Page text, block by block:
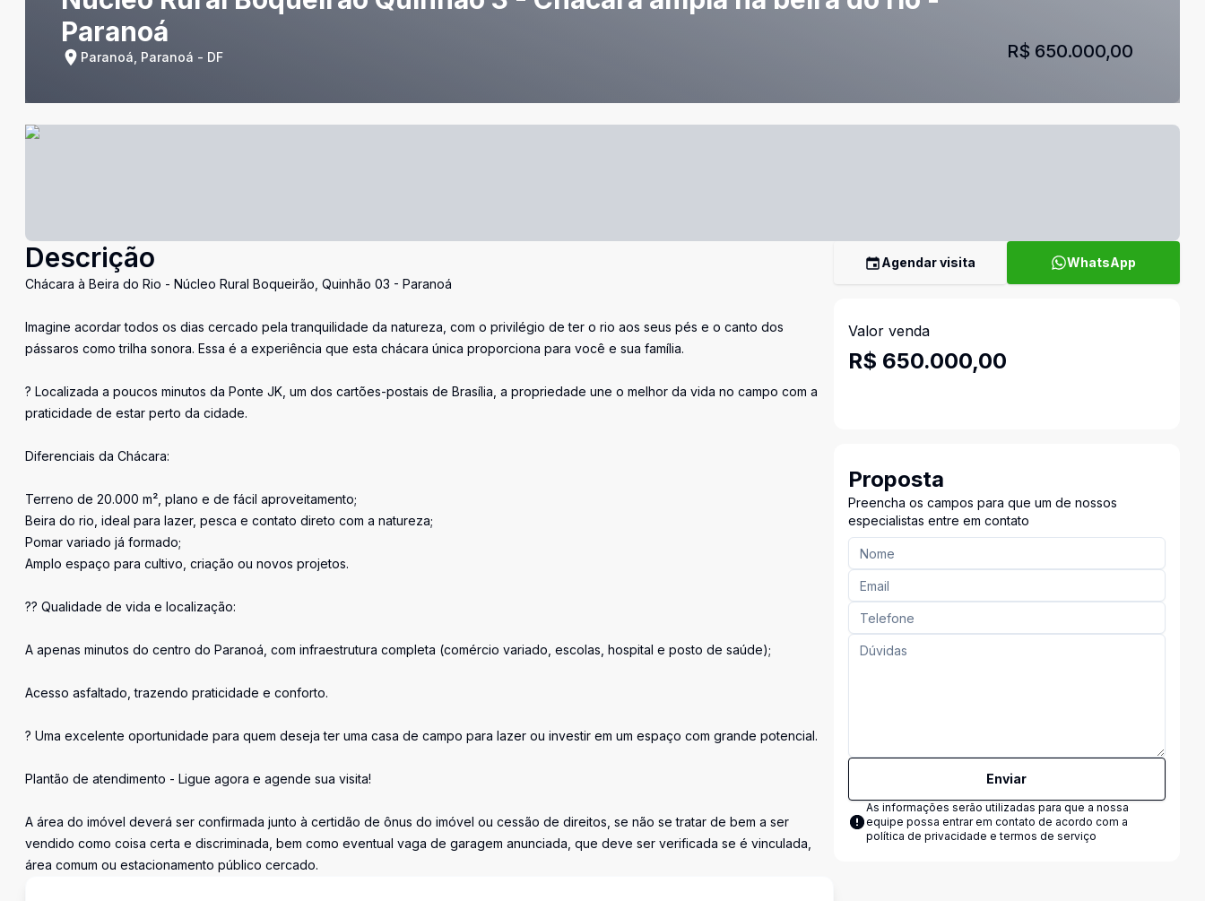
Paranoá
Paranoá, Paranoá - DF R$ 650.000,00
Descrição
Chácara à Beira do Rio - Núcleo Rural Boqueirão, Quinhão 03 - Paranoá
Imagine acordar todos os dias cercado pela tranquilidade da natureza, com o privilégio de ter o rio aos seus pés e o canto dos
pássaros como trilha sonora. Essa é a experiência que esta chácara única proporciona para você e sua família.
? Localizada a poucos minutos da Ponte JK, um dos cartões-postais de Brasília, a propriedade une o melhor da vida no campo com a
praticidade de estar perto da cidade.
Diferenciais da Chácara:
Terreno de 20.000 m², plano e de fácil aproveitamento;
Beira do rio, ideal para lazer, pesca e contato direto com a natureza;
Pomar variado já formado;
Amplo espaço para cultivo, criação ou novos projetos.
?? Qualidade de vida e localização:
A apenas minutos do centro do Paranoá, com infraestrutura completa (comércio variado, escolas, hospital e posto de saúde);
Acesso asfaltado, trazendo praticidade e conforto.
? Uma excelente oportunidade para quem deseja ter uma casa de campo para lazer ou investir em um espaço com grande potencial.
Plantão de atendimento - Ligue agora e agende sua visita!
A área do imóvel deverá ser confirmada junto à certidão de ônus do imóvel ou cessão de direitos, se não se tratar de bem a ser
vendido como coisa certa e discriminada, bem como eventual vaga de garagem anunciada, que deve ser verificada se é vinculada,
área comum ou estacionamento público cercado.
Agendar visita WhatsApp
Valor venda
R$ 650.000,00
Proposta
Preencha os campos para que um de nossos
especialistas entre em contato
Enviar
As informações serão utilizadas para que a nossa
equipe possa entrar em contato de acordo com a
política de privacidade e termos de serviço